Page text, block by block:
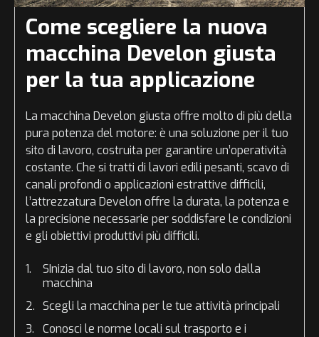
Come scegliere la nuova
macchina Develon giusta
per la tua applicazione
La macchina Develon giusta offre molto di più della
pura potenza del motore: è una soluzione per il tuo
sito di lavoro, costruita per garantire un’operatività
costante. Che si tratti di lavori edili pesanti, scavo di
canali profondi o applicazioni estrattive difficili,
l’attrezzatura Develon offre la durata, la potenza e
la precisione necessarie per soddisfare le condizioni
e gli obiettivi produttivi più difficili.
SInizia dal tuo sito di lavoro, non solo dalla
macchina
Scegli la macchina per le tue attività principali
Conosci le norme locali sul trasporto e i